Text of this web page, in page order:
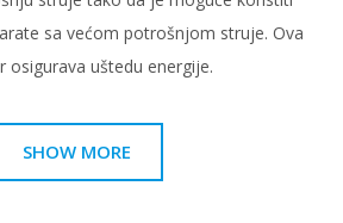
sa većom potrošnjom struje. Ova
osigurava uštedu energije.
SHOW MORE